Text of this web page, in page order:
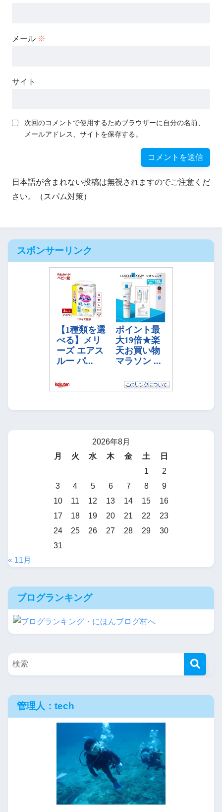
メール ※
サイト
次回のコメントで使用するためブラウザーに自分の名前、
メールアドレス、サイトを保存する。
日本語が含まれない投稿は無視されますのでご注意くだ
さい。（スパム対策）
スポンサーリンク
2026年8月
月
火 水 木 金 土
日
1
2
3
4 5 6 7 8
9
10
11 12 13 14 15
16
17
18 19 20 21 22
23
24
25 26 27 28 29
30
31
« 11月
ブログランキング
管理人：tech